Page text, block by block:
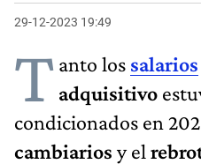
29-12-2023 19:49
T anto los salarios
adquisitivo
condicionados en
cambiarios y el